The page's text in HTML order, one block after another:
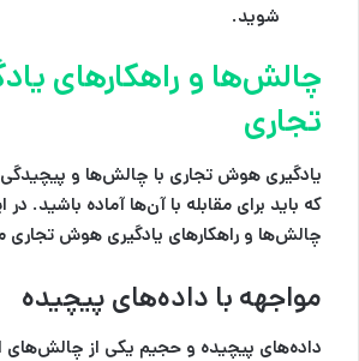
شوید.
چالش‌ها و راهکارهای
تجاری
یادگیری هوش تجاری با چالش‌ها و
که باید برای مقابله با آن‌ها آماده باشید.
چالش‌ها و راهکارهای یادگیری هوش تجاری
مواجهه با داده‌های پیچیده
داده‌های پیچیده و حجیم یکی از چالش‌های